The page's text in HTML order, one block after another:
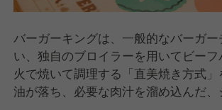
バーガーキングは、一般的なバーガ
い、独自のブロイラーを用いてビーフ
火で焼いて調理する「直美焼き方式
油が落ち、必要な肉汁を溜め込んだ